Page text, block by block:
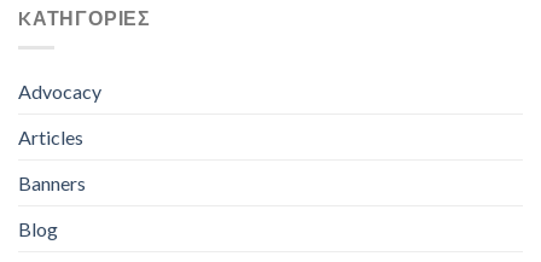
KΑΤΗΓΟΡΊΕΣ
Advocacy
Articles
Banners
Blog